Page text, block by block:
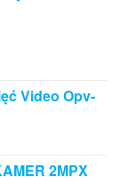
Video Opv-
2MPX